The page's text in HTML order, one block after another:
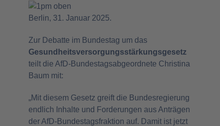
Berlin, 31. Januar 2025.
Zur Debatte im Bundestag um das
Gesundheitsversorgungsstärkungsgesetz
teilt die AfD-Bundestagsabgeordnete Christina
Baum mit:
„Mit diesem Gesetz greift die Bundesregierung
endlich Inhalte und Forderungen aus Anträgen
der AfD-Bundestagsfraktion auf. Damit ist jetzt